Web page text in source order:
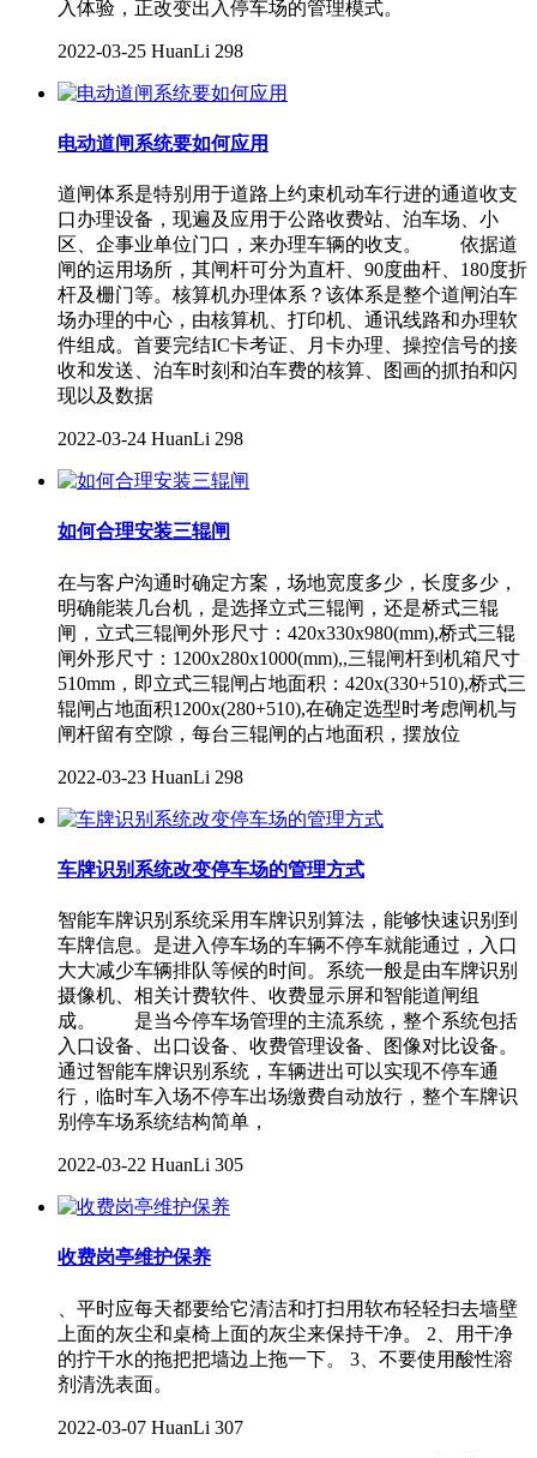
入体验，正改变出入停车场的管理模式。
2022-03-25 HuanLi 298
电动道闸系统要如何应用
道闸体系是特别用于道路上约束机动车行进的通道收支
口办理设备，现遍及应用于公路收费站、泊车场、小
区、企事业单位门口，来办理车辆的收支。 依据道
闸的运用场所，其闸杆可分为直杆、90度曲杆、180度折
杆及栅门等。核算机办理体系？该体系是整个道闸泊车
场办理的中心，由核算机、打印机、通讯线路和办理软
件组成。首要完结IC卡考证、月卡办理、操控信号的接
收和发送、泊车时刻和泊车费的核算、图画的抓拍和闪
现以及数据
2022-03-24 HuanLi 298
如何合理安装三辊闸
在与客户沟通时确定方案，场地宽度多少，长度多少，
明确能装几台机，是选择立式三辊闸，还是桥式三辊
闸，立式三辊闸外形尺寸：420x330x980(mm),桥式三辊
闸外形尺寸：1200x280x1000(mm),,三辊闸杆到机箱尺寸
510mm，即立式三辊闸占地面积：420x(330+510),桥式三
辊闸占地面积1200x(280+510),在确定选型时考虑闸机与
闸杆留有空隙，每台三辊闸的占地面积，摆放位
2022-03-23 HuanLi 298
车牌识别系统改变停车场的管理方式
智能车牌识别系统采用车牌识别算法，能够快速识别到
车牌信息。是进入停车场的车辆不停车就能通过，入口
大大减少车辆排队等候的时间。系统一般是由车牌识别
摄像机、相关计费软件、收费显示屏和智能道闸组
成。 是当今停车场管理的主流系统，整个系统包括
入口设备、出口设备、收费管理设备、图像对比设备。
通过智能车牌识别系统，车辆进出可以实现不停车通
行，临时车入场不停车出场缴费自动放行，整个车牌识
别停车场系统结构简单，
2022-03-22 HuanLi 305
收费岗亭维护保养
、平时应每天都要给它清洁和打扫用软布轻轻扫去墙壁
上面的灰尘和桌椅上面的灰尘来保持干净。 2、用干净
的拧干水的拖把把墙边上拖一下。 3、不要使用酸性溶
剂清洗表面。
2022-03-07 HuanLi 307